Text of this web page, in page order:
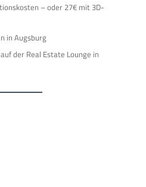
– oder 27€ mit 3D-
in Augsburg
der Real Estate Lounge in